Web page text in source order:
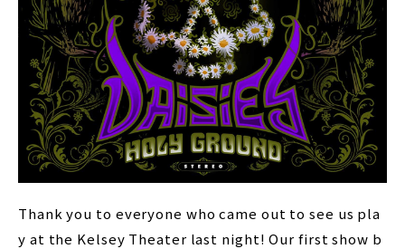
Thank you to everyone who came out to see us pla
y at the Kelsey Theater last night! Our first show b